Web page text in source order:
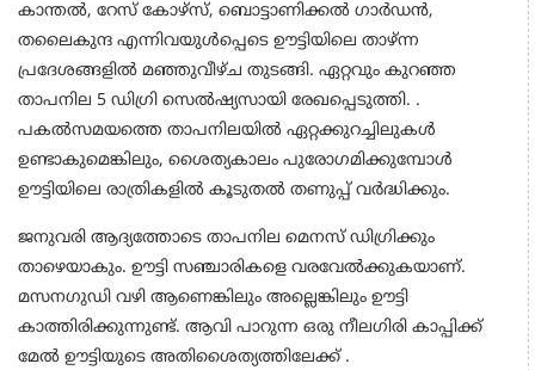
കാന്തല്‍, റേസ് കോഴ്സ്, ബൊട്ടാണിക്കല്‍ ഗാര്‍ഡന്‍,
തലൈകുന്ദ എന്നിവയുള്‍പ്പെടെ ഊട്ടിയിലെ താഴ്ന്ന
പ്രദേശങ്ങളില്‍ മഞ്ഞുവീഴ്ച തുടങ്ങി. ഏറ്റവും കുറഞ്ഞ
താപനില 5 ഡിഗ്രി സെല്‍ഷ്യസായി രേഖപ്പെടുത്തി. .
പകല്‍സമയത്തെ താപനിലയില്‍ ഏറ്റക്കുറച്ചിലുകള്‍
ഉണ്ടാകുമെങ്കിലും, ശൈത്യകാലം പുരോഗമിക്കുമ്പോള്‍
ഊട്ടിയിലെ രാത്രികളില്‍ കൂടുതല്‍ തണുപ്പ് വര്‍ദ്ധിക്കും.
ജനുവരി ആദ്യത്തോടെ താപനില മെനസ് ഡിഗ്രിക്കും
താഴെയാകും. ഊട്ടി സഞ്ചാരികളെ വരവേല്‍ക്കുകയാണ്.
മസനഗുഡി വഴി ആണെങ്കിലും അല്ലെങ്കിലും ഊട്ടി
കാത്തിരിക്കുന്നുണ്ട്. ആവി പാറുന്ന ഒരു നീലഗിരി കാപ്പിക്ക്
മേല്‍ ഊട്ടിയുടെ അതിശൈത്യത്തിലേക്ക് .